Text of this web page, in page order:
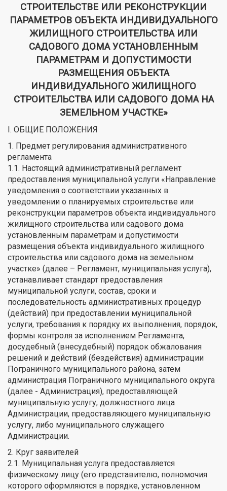
СТРОИТЕЛЬСТВЕ ИЛИ РЕКОНСТРУКЦИИ
ПАРАМЕТРОВ ОБЪЕКТА ИНДИВИДУАЛЬНОГО
ЖИЛИЩНОГО СТРОИТЕЛЬСТВА ИЛИ
САДОВОГО ДОМА УСТАНОВЛЕННЫМ
ПАРАМЕТРАМ И ДОПУСТИМОСТИ
РАЗМЕЩЕНИЯ ОБЪЕКТА
ИНДИВИДУАЛЬНОГО ЖИЛИЩНОГО
СТРОИТЕЛЬСТВА ИЛИ САДОВОГО ДОМА НА
ЗЕМЕЛЬНОМ УЧАСТКЕ»
I. ОБЩИЕ ПОЛОЖЕНИЯ
1. Предмет регулирования административного
регламента
1.1. Настоящий административный регламент
предоставления муниципальной услуги «Направление
уведомления о соответствии указанных в
уведомлении о планируемых строительстве или
реконструкции параметров объекта индивидуального
жилищного строительства или садового дома
установленным параметрам и допустимости
размещения объекта индивидуального жилищного
строительства или садового дома на земельном
участке» (далее – Регламент, муниципальная услуга),
устанавливает стандарт предоставления
муниципальной услуги, состав, сроки и
последовательность административных процедур
(действий) при предоставлении муниципальной
услуги, требования к порядку их выполнения, порядок,
формы контроля за исполнением Регламента,
досудебный (внесудебный) порядок обжалования
решений и действий (бездействия) администрации
Пограничного муниципального района, затем
администрация Пограничного муниципального округа
(далее - Администрация), предоставляющей
муниципальную услугу, должностного лица
Администрации, предоставляющего муниципальную
услугу, либо муниципального служащего
Администрации.
2. Круг заявителей
2.1. Муниципальная услуга предоставляется
физическому лицу (его представителю, полномочия
которого оформляются в порядке, установленном